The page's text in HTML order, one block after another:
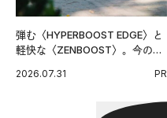
弾む〈HYPERBOOST EDGE〉と
軽快な〈ZENBOOST〉。今の時
出した新機軸。
2026.07.31 PR